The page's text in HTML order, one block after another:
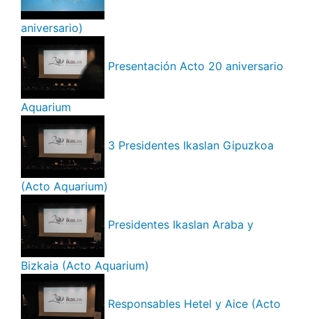
aniversario)
Presentación Acto 20 aniversario
Aquarium
3 Presidentes Ikaslan Gipuzkoa
(Acto Aquarium)
Presidentes Ikaslan Araba y
Bizkaia (Acto Aquarium)
Responsables Hetel y Aice (Acto